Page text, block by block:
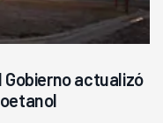
actualizó